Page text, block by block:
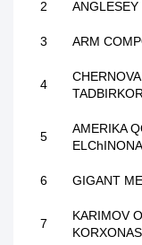
2
3 ARM
4
TADBIRKOR
5
AMERIKA
6 GIGANT
7
KARIMOV